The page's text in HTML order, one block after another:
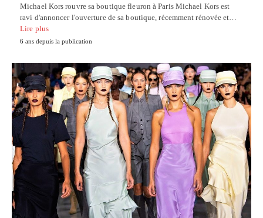
Michael Kors rouvre sa boutique fleuron à Paris Michael Kors est
ravi d'annoncer l'ouverture de sa boutique, récemment rénovée et…
Lire plus
6 ans depuis la publication